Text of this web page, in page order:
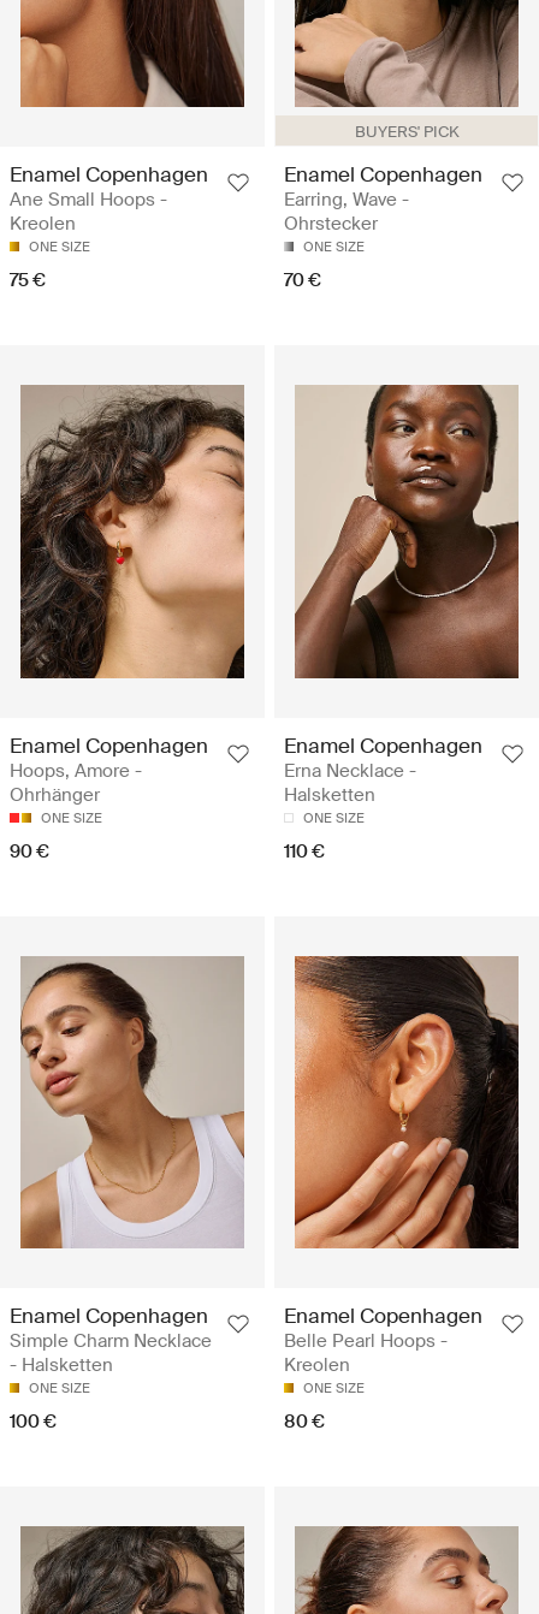
Enamel Copenhagen
Ane Small Hoops -
Kreolen
ONE SIZE
75 €
BUYERS' PICK
Enamel Copenhagen
Earring, Wave -
Ohrstecker
ONE SIZE
70 €
Enamel Copenhagen
Hoops, Amore -
Ohrhänger
ONE SIZE
90 €
Enamel Copenhagen
Erna Necklace -
Halsketten
ONE SIZE
110 €
Enamel Copenhagen
Simple Charm Necklace
- Halsketten
ONE SIZE
100 €
Enamel Copenhagen
Belle Pearl Hoops -
Kreolen
ONE SIZE
80 €